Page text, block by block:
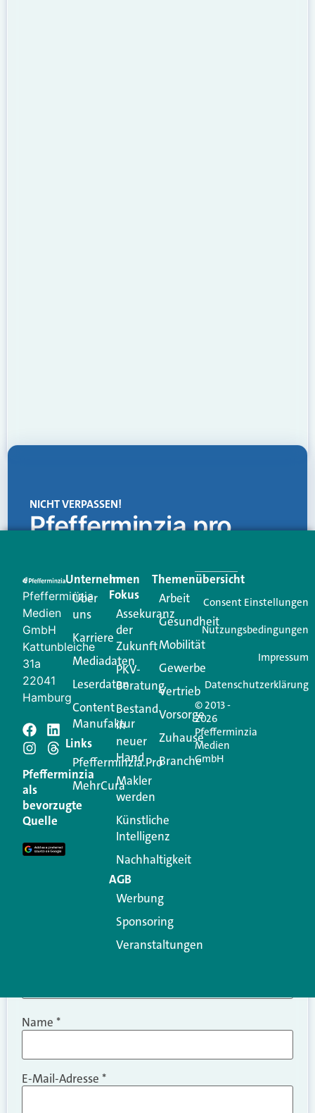
NICHT VERPASSEN!
Pfefferminzia.pro
Creator für Ihre Kundenkommunikation. Alles, was
Ihren Vertriebsalltag leichter macht. Mit nur einem
Login.
Jetzt anmelden
Schreiben Sie einen
Kommentar
Ihre E-Mail-Adresse wird nicht veröffentlicht.
Erforderliche Felder sind mit
Kommentar
Name *
E-Mail-Adresse *
Pfefferminzia
Medien
GmbH
Kattunbleiche
31a
22041
Hamburg
Pfefferminzia
als
bevorzugte
Quelle
Unternehmen
Über
uns
Karriere
Mediadaten
Leserdaten
Content
Manufaktur
Links
Pfefferminzia.Pro
MehrCura
Im
Fokus
Assekuranz
der
Zukunft
PKV-
Beratung
Bestand
in
neuer
Hand
Makler
werden
Künstliche
Intelligenz
Nachhaltigkeit
AGB
Werbung
Sponsoring
Veranstaltungen
Themenübersicht
Arbeit
Gesundheit
Mobilität
Gewerbe
Vertrieb
Vorsorge
Zuhause
Branche
© 2013 -
2026
Pfefferminzia
Medien
GmbH
Consent Einstellungen
Nutzungsbedingungen
Impressum
Datenschutzerklärung